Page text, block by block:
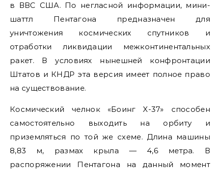
в ВВС США. По негласной информации, мини-
шаттл Пентагона предназначен для
уничтожения космических спутников и
отработки ликвидации межконтинентальных
ракет. В условиях нынешней конфронтации
Штатов и КНДР эта версия имеет полное право
на существование.
Космический челнок «Боинг X-37» способен
самостоятельно выходить на орбиту и
приземляться по той же схеме. Длина машины
8,83 м, размах крыла — 4,6 метра. В
распоряжении Пентагона на данный момент